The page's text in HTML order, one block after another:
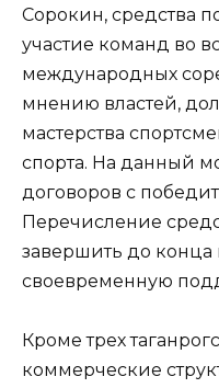
Сорокин, средства
участие команд во
международных
мнению властей,
мастерства
спорта. На данный
договоров с
Перечисление
завершить до конца
своевременную
Кроме трех
коммерческие